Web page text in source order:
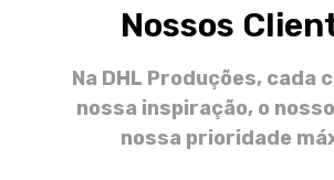
Nossos
Na DHL Produções, cada
nossa inspiração, o
nossa prioridade